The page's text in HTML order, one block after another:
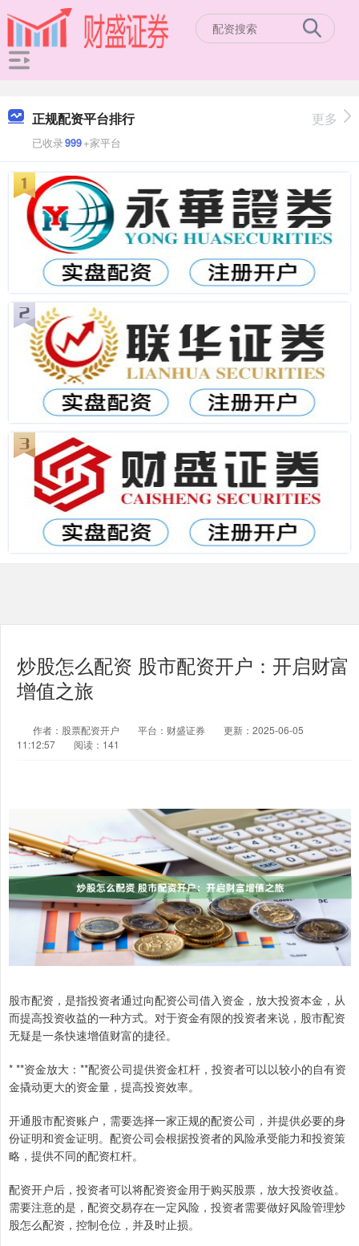
正规配资平台排行
已收录999+家平台
更多
炒股怎么配资 股市配资开户：开启财富
增值之旅
作者：股票配资开户 平台：财盛证券
更新：2025-06-05
11:12:57
阅读：141
股市配资，是指投资者通过向配资公司借入资金，放大投资本金，从
而提高投资收益的一种方式。对于资金有限的投资者来说，股市配资
无疑是一条快速增值财富的捷径。
* **资金放大：**配资公司提供资金杠杆，投资者可以以较小的自有资
金撬动更大的资金量，提高投资效率。
开通股市配资账户，需要选择一家正规的配资公司，并提供必要的身
份证明和资金证明。配资公司会根据投资者的风险承受能力和投资策
略，提供不同的配资杠杆。
配资开户后，投资者可以将配资资金用于购买股票，放大投资收益。
需要注意的是，配资交易存在一定风险，投资者需要做好风险管理炒
股怎么配资，控制仓位，并及时止损。